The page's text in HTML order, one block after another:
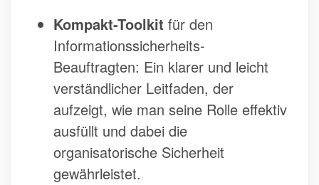
Kompakt-Toolkit für den
Informationssicherheits-
Beauftragten: Ein klarer und leicht
verständlicher Leitfaden, der
aufzeigt, wie man seine Rolle effektiv
ausfüllt und dabei die
organisatorische Sicherheit
gewährleistet.